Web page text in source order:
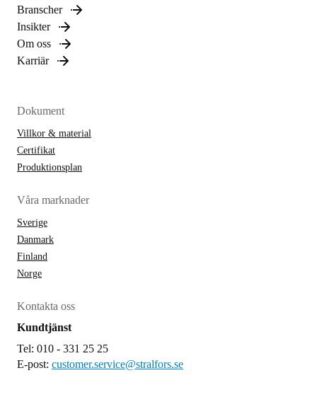
Branscher
Insikter
Om oss
Karriär
Dokument
Villkor & material
Certifikat
Produktionsplan
Våra marknader
Sverige
Danmark
Finland
Norge
Kontakta oss
Kundtjänst
Tel: 010 - 331 25 25
E-post: customer.service@stralfors.se